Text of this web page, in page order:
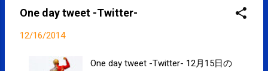
よる女性のためのケア 』(事前完全
予約制)となります。 通常業務は休
日(土) 11時から となります。 営業
One day tweet -Twitter-
12/16/2014
One day tweet -Twitter- 12月15日の